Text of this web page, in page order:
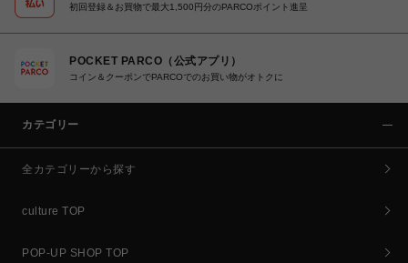
初回登録＆お買物で最大1,500円分のPARCOポイント進呈
POCKET PARCO（公式アプリ）
コイン＆クーポンでPARCOでのお買い物がオトクに
カテゴリー
全カテゴリーから探す
culture TOP
POP-UP SHOP TOP